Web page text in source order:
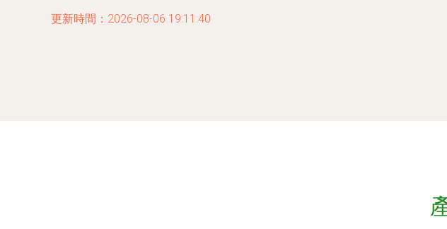
更新時間：2026-08-06 19:11:40